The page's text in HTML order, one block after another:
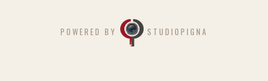
POWERED BY STUDIOPIGNA